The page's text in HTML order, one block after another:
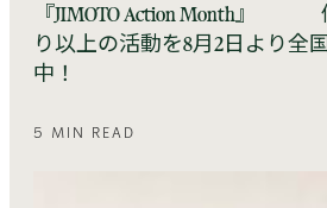
『JIMOTO Action Month』
り以上の活動を8月2日より全
中！
5 MIN READ